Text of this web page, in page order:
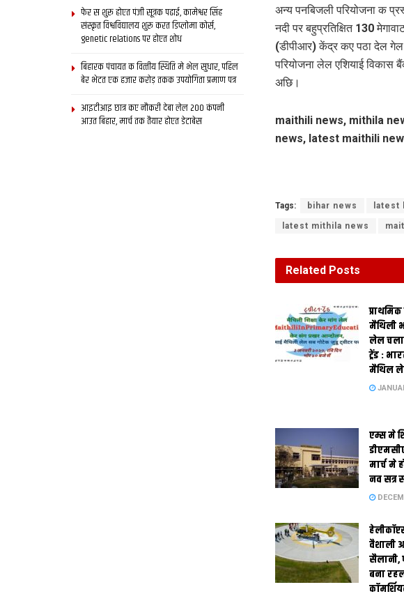
अन्य पनबिजली परियोजना क
नदी पर बहुप्रतिक्षित 130
(डीपीआर) केंद्र कए पठा देल
परियोजना लेल एशियाई
अछि।
maithili news, mithila
news, latest maithili
Tags: bihar news latest
latest mithila news
Related Posts
मैथि‍ली
लेल
ट्रेंड :
मैथिल
एम्स मे
मार्च मे
नव सत्र
वैशाली
सैलानी,
बना
फेर स शुरू होएत पंजी सूत्रक पढाई, कामेश्वर सिंह
संस्कृत विश्वविद्यालय शुरू करत डिप्लोमा कोर्स,
genetic relations पर होएत शोध
बिहारक पंचायत क वित्‍तीय स्थिति मे भेल सुधार, पहिल
बेर भेटत एक हजार करोड़ तकक उपयोगिता प्रमाण पत्र
आइटीआइ छात्र कए नौकरी देबा लेल 200 कंपनी
आउत बिहार, मार्च तक तैयार होएत डेटाबेस